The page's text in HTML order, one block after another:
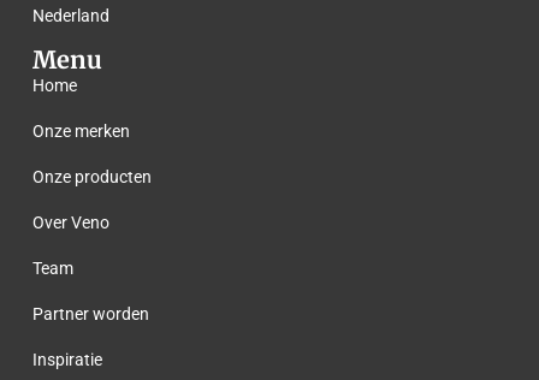
Nederland
Menu
Home
Onze merken
Onze producten
Over Veno
Team
Partner worden
Inspiratie